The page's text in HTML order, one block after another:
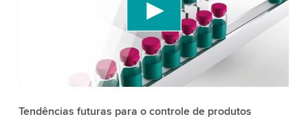
conteúdo de vídeo que pode coletar dados sobre
sua atividade. Por favor, reveja os detalhes e
aceite o serviço para assistir a este vídeo.
Mais informações
Tendências futuras para o controle de produtos